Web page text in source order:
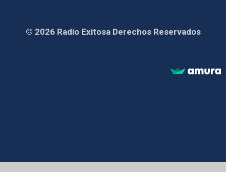
© 2026 Radio Exitosa Derechos Reservados